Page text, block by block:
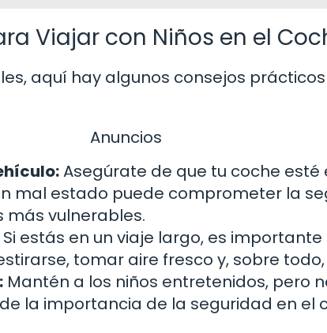
Viajar con Niños en el
aquí hay algunos consejos
Anuncios
Asegúrate de que tu coche esté
mal estado puede comprometer la
más vulnerables.
Si estás en un viaje largo, es
tomar aire fresco y, sobre
Mantén a los niños entretenidos, pero
la importancia de la seguridad en el